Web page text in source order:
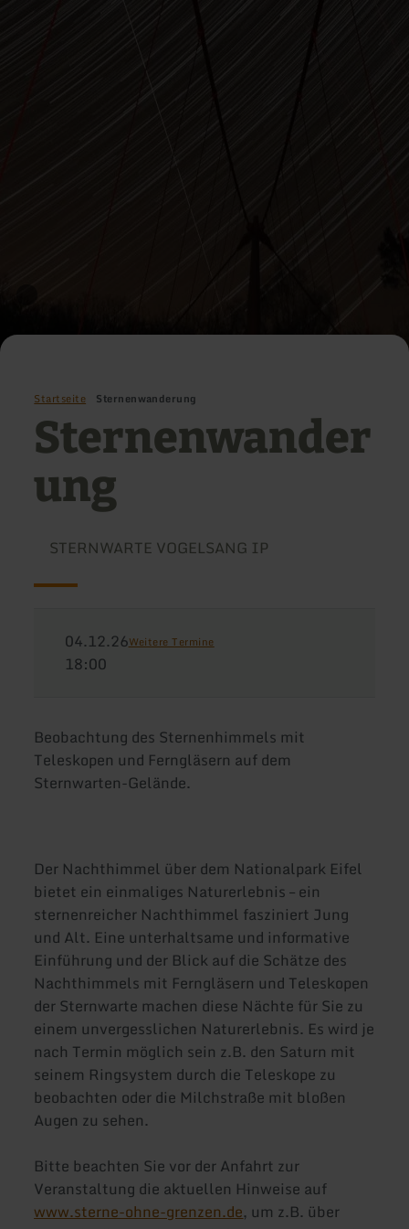
Startseite Sternenwanderung
Sternenwander
ung
STERNWARTE VOGELSANG IP
04.12.26Weitere Termine
18:00
Beobachtung des Sternenhimmels mit
Teleskopen und Ferngläsern auf dem
Sternwarten-Gelände.
Der Nachthimmel über dem Nationalpark Eifel
bietet ein einmaliges Naturerlebnis – ein
sternenreicher Nachthimmel fasziniert Jung
und Alt. Eine unterhaltsame und informative
Einführung und der Blick auf die Schätze des
Nachthimmels mit Ferngläsern und Teleskopen
der Sternwarte machen diese Nächte für Sie zu
einem unvergesslichen Naturerlebnis. Es wird je
nach Termin möglich sein z.B. den Saturn mit
seinem Ringsystem durch die Teleskope zu
beobachten oder die Milchstraße mit bloßen
Augen zu sehen.
Bitte beachten Sie vor der Anfahrt zur
Veranstaltung die aktuellen Hinweise auf
www.sterne-ohne-grenzen.de, um z.B. über